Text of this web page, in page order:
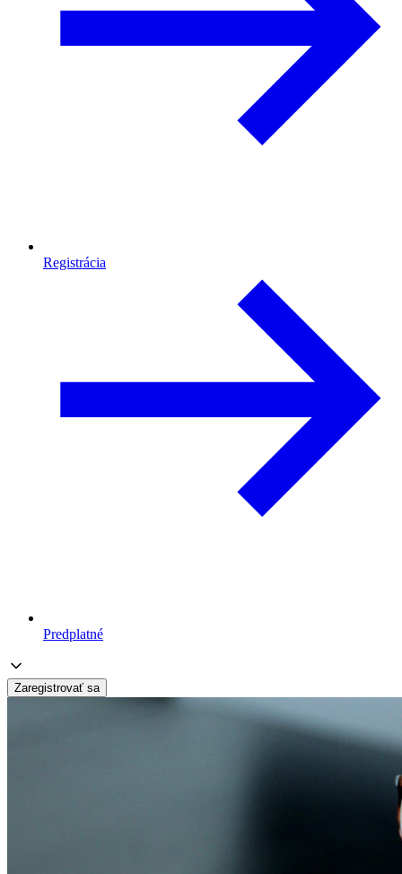
Registrácia
Predplatné
Zaregistrovať sa